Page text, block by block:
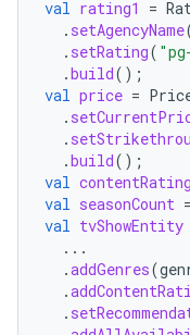
val rating1 =
. setAgencyName
. setRating(
.build();
val price =
.
.
.build();
val
val seasonCount =
val tvShowEntity
...
.addGenres(
.
.